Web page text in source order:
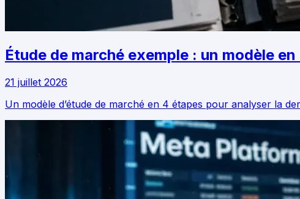
Étude de marché exemple : un modèle
21 juillet 2026
Un modèle d’étude de marché en 4 étapes pour analyser la